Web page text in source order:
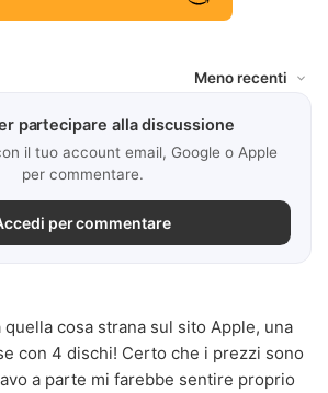
partecipare alla discussione
il tuo account email, Google o Apple
per commentare.
per commentare
quella cosa strana sul sito Apple, una
con 4 dischi! Certo che i prezzi sono
a parte mi farebbe sentire proprio